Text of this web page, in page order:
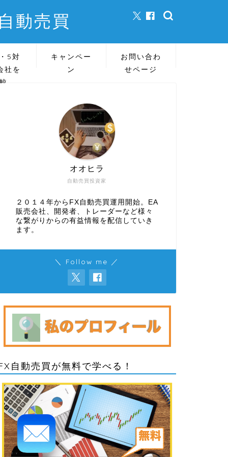
動売買
5対
社を
キャンペー
ン
お問い合わ
せページ
自動売買投資家
オオヒラ
２０１４年からFX自動売買運用開始。EA
販売会社、開発者、トレーダーなど様々
な繋がりからの有益情報を配信していき
ます。
＼ Follow me ／
自動売買が無料で学べる！